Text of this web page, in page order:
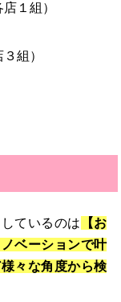
１組）
組）
ているのは 【お
ベーションで叶
々な角度から検